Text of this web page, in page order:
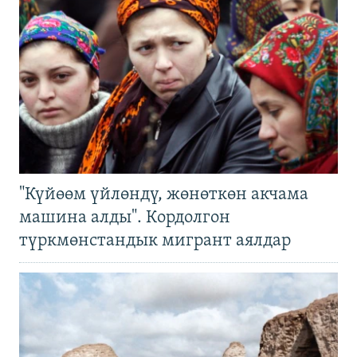
"Күйөөм үйлөндү, жөнөткөн акчама
машина алды". Кордолгон
түркмөнстандык мигрант аялдар